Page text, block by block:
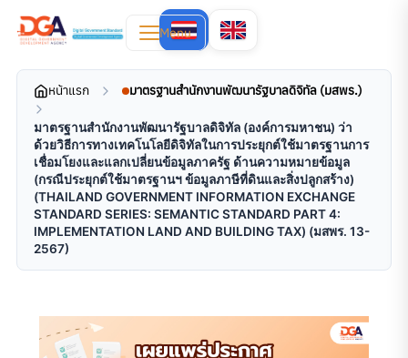
Menu
หน้าแรก มาตรฐานสำนักงานพัฒนารัฐบาลดิจิทัล (มสพร.)
มาตรฐานสํานักงานพัฒนารัฐบาลดิจิทัล (องค์การมหาชน) ว่า
ด้วยวิธีการทางเทคโนโลยีดิจิทัลในการประยุกต์ใช้มาตรฐานการ
เชื่อมโยงและแลกเปลี่ยนข้อมูลภาครัฐ ด้านความหมายข้อมูล
(กรณีประยุกต์ใช้มาตรฐานฯ ข้อมูลภาษีที่ดินและสิ่งปลูกสร้าง)
(THAILAND GOVERNMENT INFORMATION EXCHANGE
STANDARD SERIES: SEMANTIC STANDARD PART 4:
IMPLEMENTATION LAND AND BUILDING TAX) (มสพร. 13-
2567)